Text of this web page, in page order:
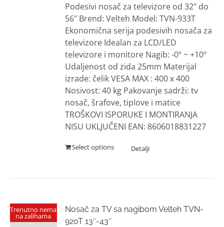
Podesivi nosač za televizore od 32" do
56" Brend: Velteh Model: TVN-933T
Ekonomična serija podesivih nosača za
televizore Idealan za LCD/LED
televizore i monitore Nagib: -0º ~ +10º
Udaljenost od zida 25mm Materijal
izrade: čelik VESA MAX : 400 x 400
Nosivost: 40 kg Pakovanje sadrži: tv
nosač, šrafove, tiplove i matice
TROŠKOVI ISPORUKE I MONTIRANJA
NISU UKLJUČENI EAN: 8606018831227
Select options
Trenutno nema
na zalihama
Nosač za TV sa nagibom Velteh TVN-
920T 13″-43″